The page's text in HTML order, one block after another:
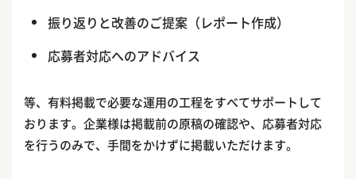
振り返りと改善のご提案（レポート作成）
応募者対応へのアドバイス
等、有料掲載で必要な運用の工程をすべてサポートして
おります。企業様は掲載前の原稿の確認や、応募者対応
を行うのみで、手間をかけずに掲載いただけます。